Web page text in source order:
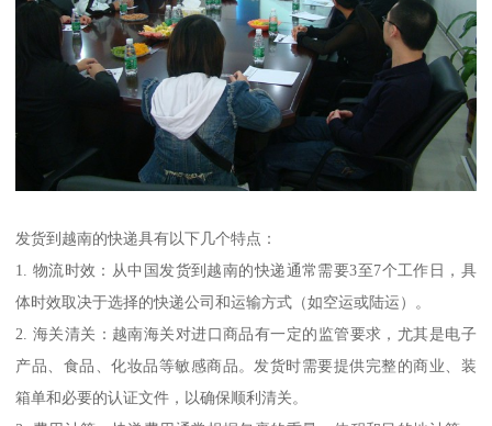
发货到越南的快递具有以下几个特点：
1. 物流时效：从中国发货到越南的快递通常需要3至7个工作日，具
体时效取决于选择的快递公司和运输方式（如空运或陆运）。
2. 海关清关：越南海关对进口商品有一定的监管要求，尤其是电子
产品、食品、化妆品等敏感商品。发货时需要提供完整的商业、装
箱单和必要的认证文件，以确保顺利清关。